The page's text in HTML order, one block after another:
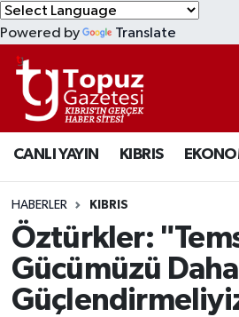
Powered by Translate
CANLI YAYIN KIBRIS
HABERLER KIBRIS
Öztürkler:
Gücümüzü
KIBRIS
DÜNYA
EKONOMİ
MAGAZİN
SAĞLIK
SPOR
Lefkoşa Nöbetçi Eczaneler
Lefkoşa Hava Durumu
Lefkoşa Trafik Yoğunluk
Süper Lig Puan Durumu ve
Tüm Manşetler
Son Dakika Haberleri